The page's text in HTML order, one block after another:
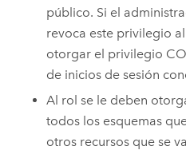
público. Si el
revoca este privilegio
otorgar el privilegio
de inicios de sesión
Al rol se le deben
todos los esquemas
otros recursos que se